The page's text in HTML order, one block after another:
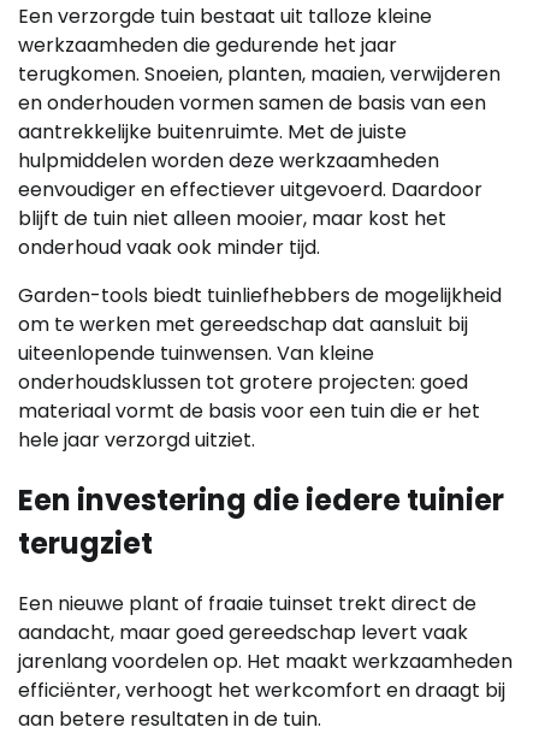
Een verzorgde tuin bestaat uit talloze kleine
werkzaamheden die gedurende het jaar
terugkomen. Snoeien, planten, maaien, verwijderen
en onderhouden vormen samen de basis van een
aantrekkelijke buitenruimte. Met de juiste
hulpmiddelen worden deze werkzaamheden
eenvoudiger en effectiever uitgevoerd. Daardoor
blijft de tuin niet alleen mooier, maar kost het
onderhoud vaak ook minder tijd.
Garden-tools biedt tuinliefhebbers de mogelijkheid
om te werken met gereedschap dat aansluit bij
uiteenlopende tuinwensen. Van kleine
onderhoudsklussen tot grotere projecten: goed
materiaal vormt de basis voor een tuin die er het
hele jaar verzorgd uitziet.
Een investering die iedere tuinier
terugziet
Een nieuwe plant of fraaie tuinset trekt direct de
aandacht, maar goed gereedschap levert vaak
jarenlang voordelen op. Het maakt werkzaamheden
efficiënter, verhoogt het werkcomfort en draagt bij
aan betere resultaten in de tuin.